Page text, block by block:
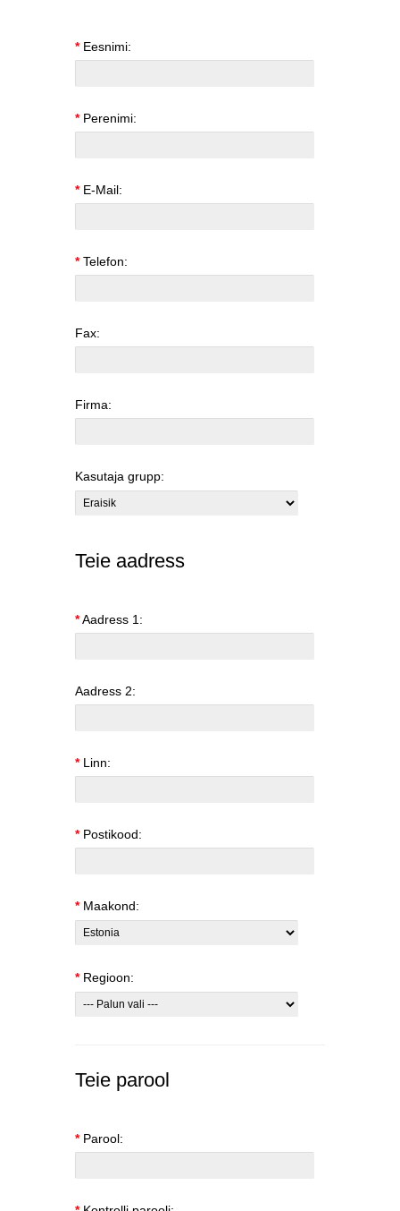
*Eesnimi:
*Perenimi:
*E-Mail:
*Telefon:
Fax:
Firma:
Kasutaja grupp:
Teie aadress
*Aadress 1:
Aadress 2:
*Linn:
*Postikood:
*Maakond:
*Regioon:
Teie parool
*Parool: